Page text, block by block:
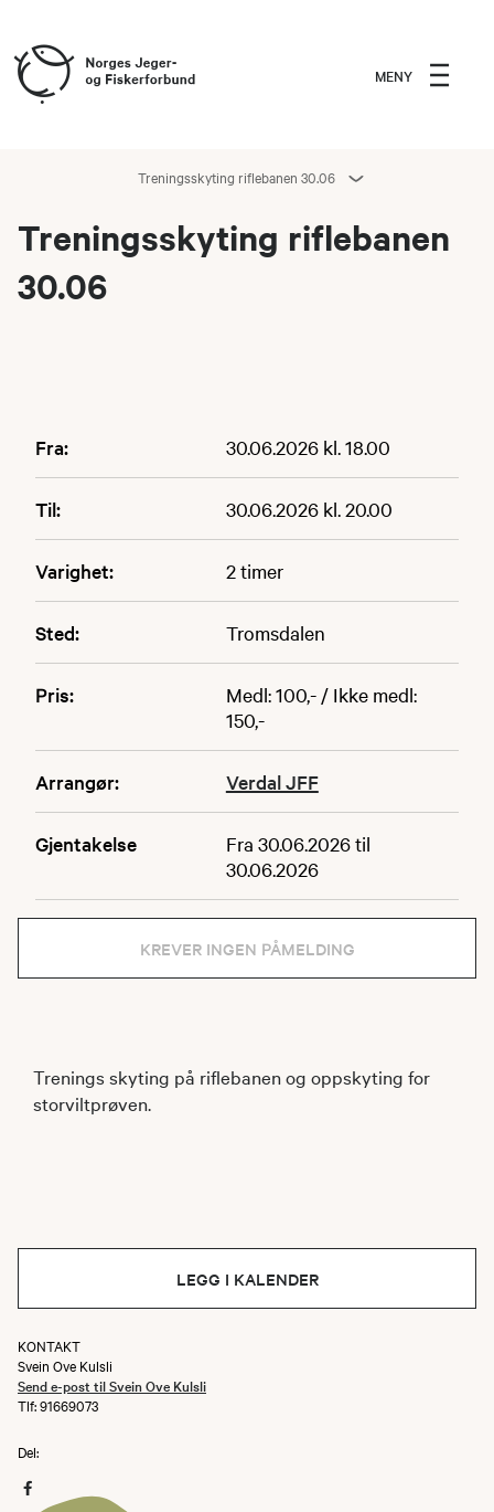
MENY
Treningsskyting riflebanen 30.06
Treningsskyting riflebanen
30.06
Fra: 30.06.2026 kl. 18.00
Til: 30.06.2026 kl. 20.00
Varighet: 2 timer
Sted: Tromsdalen
Pris:
Medl: 100,- / Ikke medl:
150,-
Arrangør: Verdal JFF
Gjentakelse
Fra 30.06.2026 til
30.06.2026
KREVER INGEN PÅMELDING
Trenings skyting på riflebanen og oppskyting for
storviltprøven.
LEGG I KALENDER
KONTAKT
Svein Ove Kulsli
Send e-post til Svein Ove Kulsli
Tlf: 91669073
Del: